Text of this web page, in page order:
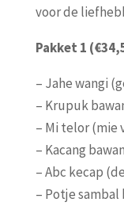
voor de
Pakket 1
– Jahe wangi
– Krupuk
– Mi telor (mie
– Kacang
– Abc kecap
– Potje